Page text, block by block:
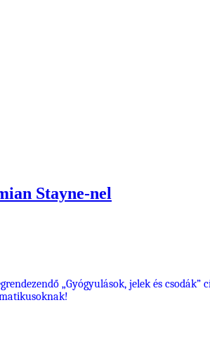
Stayne-nel
„Gyógyulások, jelek és